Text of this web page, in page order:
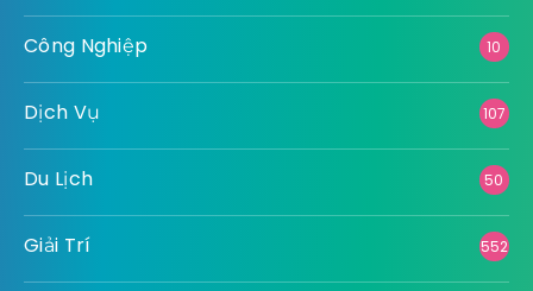
Công Nghiệp 10
Dịch Vụ 107
Du Lịch 50
Giải Trí 552